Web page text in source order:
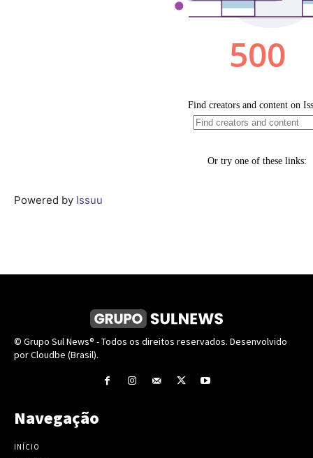
Powered by Issuu
© Grupo Sul News® - Todos os direitos reservados. Desenvolvido
por Cloudbe (Brasil).
Navegação
INÍCIO